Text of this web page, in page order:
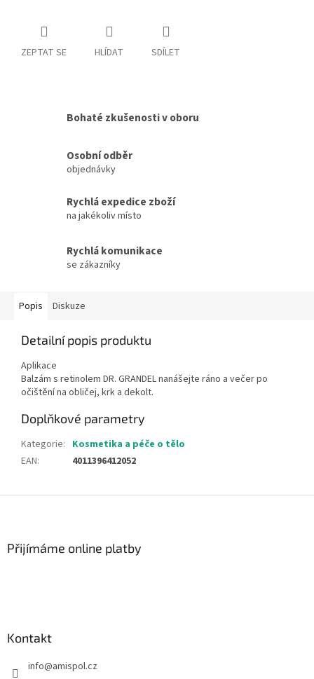
ZEPTAT SE HLÍDAT SDÍLET
Bohaté zkušenosti v oboru
Osobní odběr
objednávky
Rychlá expedice zboží
na jakékoliv místo
Rychlá komunikace
se zákazníky
Popis Diskuze
Detailní popis produktu
Aplikace
Balzám s retinolem DR. GRANDEL nanášejte ráno a večer po
očištění na obličej, krk a dekolt.
Doplňkové parametry
Kategorie: Kosmetika a péče o tělo
EAN: 4011396412052
Přijímáme online platby
Kontakt
info@amispol.cz